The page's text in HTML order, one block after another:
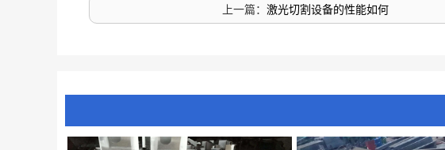
上一篇： 激光切割设备的性能如何